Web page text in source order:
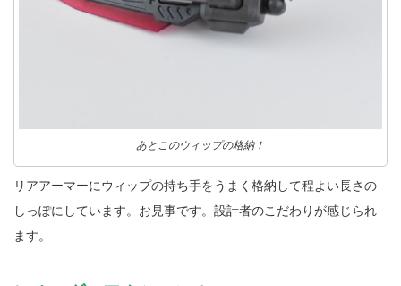
あとこのウィップの格納！
リアアーマーにウィップの持ち手をうまく格納して程よい長さの
しっぽにしています。お見事です。設計者のこだわりが感じられ
ます。